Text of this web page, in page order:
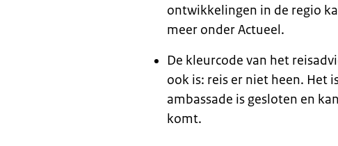
ontwikkelingen in de regio
meer onder Actueel.
De kleurcode van het
ook is: reis er niet heen. Het
ambassade is gesloten en
komt.